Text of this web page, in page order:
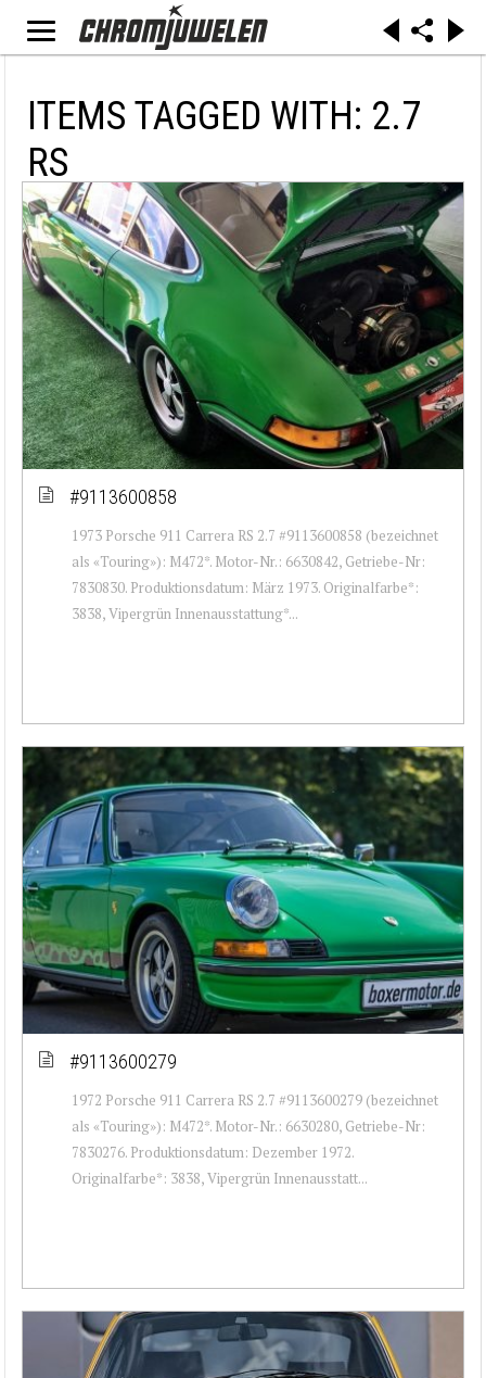
ITEMS TAGGED WITH: 2.7
RS
#9113600858
1973 Porsche 911 Carrera RS 2.7 #9113600858 (bezeichnet
als «Touring»): M472*. Motor-Nr.: 6630842, Getriebe-Nr:
7830830. Produktionsdatum: März 1973. Originalfarbe*:
3838, Vipergrün Innenausstattung*...
#9113600279
1972 Porsche 911 Carrera RS 2.7 #9113600279 (bezeichnet
als «Touring»): M472*. Motor-Nr.: 6630280, Getriebe-Nr:
7830276. Produktionsdatum: Dezember 1972.
Originalfarbe*: 3838, Vipergrün Innenausstatt...